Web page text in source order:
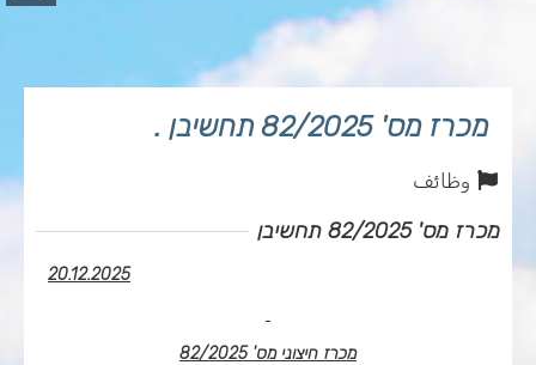
מכרז מס' 82/2025 תחשיבן .
وظائف
מכרז מס' 82/2025 תחשיבן
20.12.2025
מכרז חיצוני מס' 82/2025